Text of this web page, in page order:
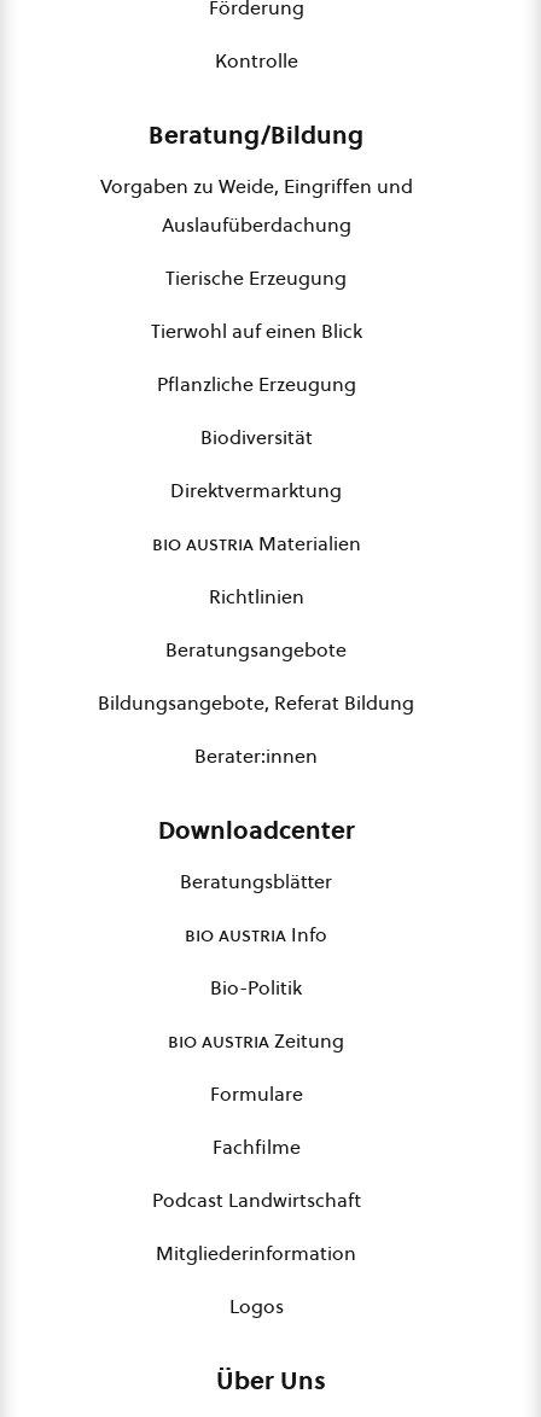
Förderung
Kontrolle
Beratung/Bildung
Vorgaben zu Weide, Eingriffen und
Auslaufüberdachung
Tierische Erzeugung
Tierwohl auf einen Blick
Pflanzliche Erzeugung
Biodiversität
Direktvermarktung
bio austriaMaterialien
Richtlinien
Beratungsangebote
Bildungsangebote, Referat Bildung
Berater:innen
Downloadcenter
Beratungsblätter
bio austria Info
Bio-Politik
bio austriaZeitung
Formulare
Fachfilme
Podcast Landwirtschaft
Mitgliederinformation
Logos
Über Uns